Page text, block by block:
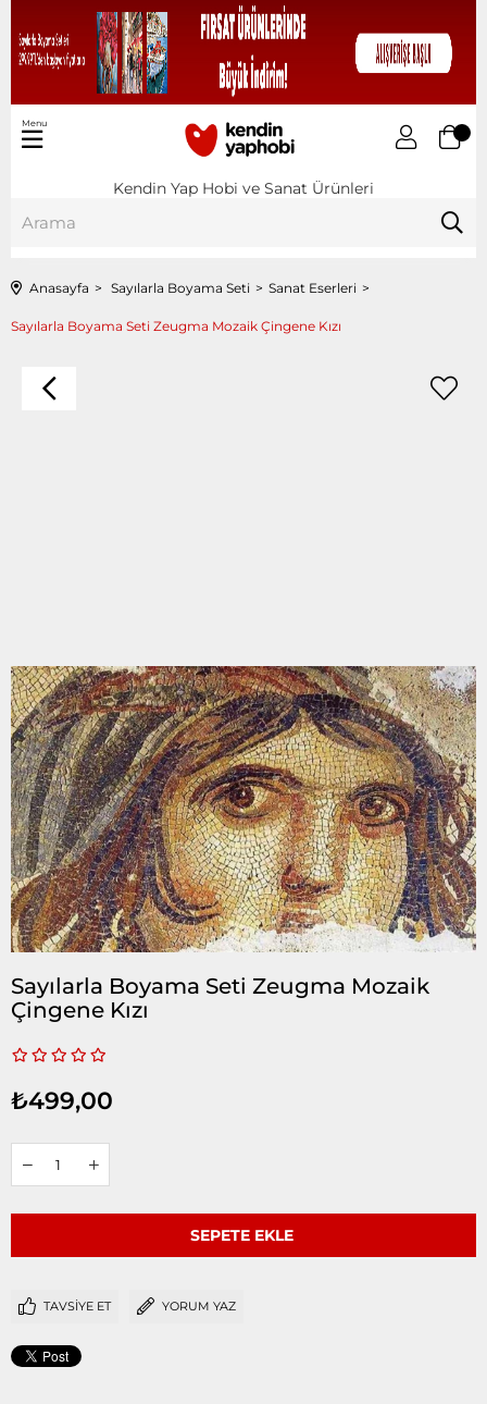
Kendin Yap Hobi ve Sanat Ürünleri
Menu
Anasayfa Sayılarla Boyama Seti Sanat Eserleri
Sayılarla Boyama Seti Zeugma Mozaik Çingene Kızı
Sayılarla Boyama Seti Zeugma Mozaik
Çingene Kızı
₺499,00
TAVSIYE ET YORUM YAZ